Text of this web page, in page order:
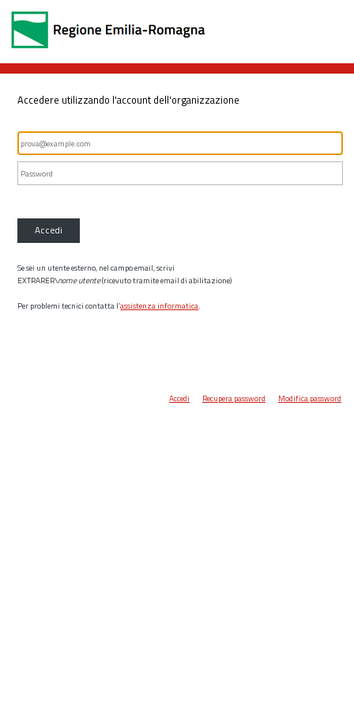
Accedere utilizzando l'account dell'organizzazione
Accedi
Se sei un utente esterno, nel campo email, scrivi
EXTRARER\nome utente(ricevuto tramite email di abilitazione)
Per problemi tecnici contatta l’assistenza informatica.
Accedi Recupera password Modifica password